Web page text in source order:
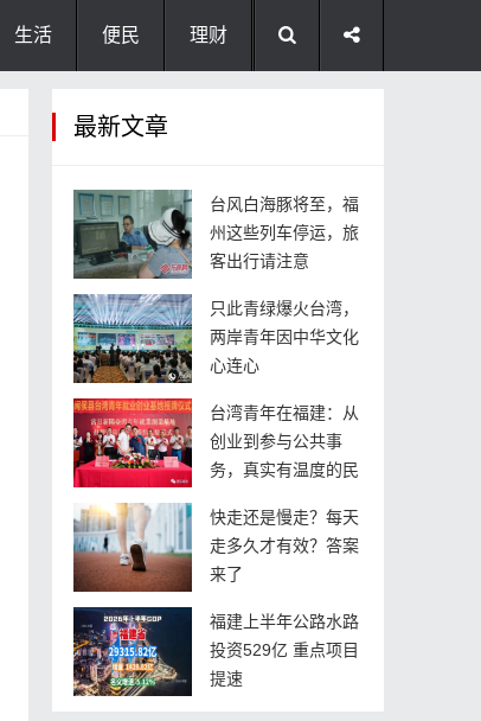
生活 便民 理财
最新文章
台风白海豚将至，福
州这些列车停运，旅
客出行请注意
只此青绿爆火台湾，
两岸青年因中华文化
心连心
台湾青年在福建：从
创业到参与公共事
务，真实有温度的民
快走还是慢走？每天
走多久才有效？答案
来了
福建上半年公路水路
投资529亿 重点项目
提速